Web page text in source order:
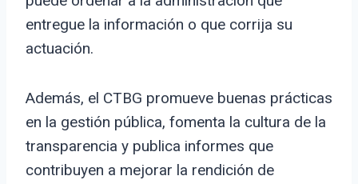
entregue la información o que corrija su
actuación.
Además, el CTBG promueve buenas prácticas
en la gestión pública, fomenta la cultura de la
transparencia y publica informes que
contribuyen a mejorar la rendición de